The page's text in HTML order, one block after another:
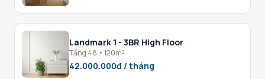
Landmark 1 - 3BR High Floor
Tầng 48 • 120m²
42.000.000đ / tháng